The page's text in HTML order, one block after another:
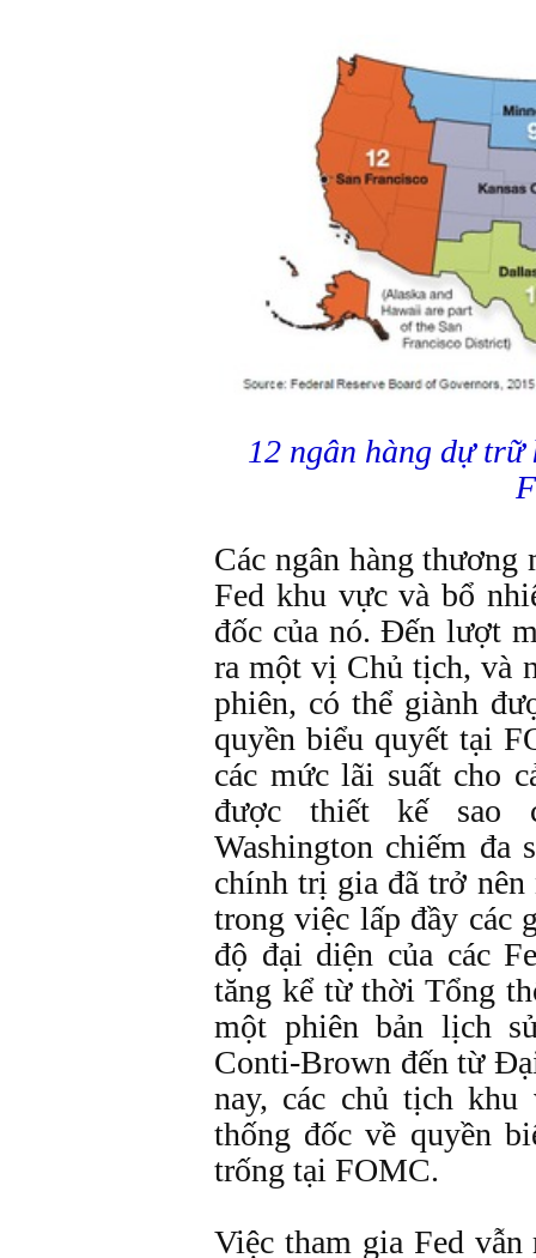
12 ngân hàng dự trữ
Các ngân hàng thương
Fed khu vực và bổ
đốc của nó. Đến lượt
ra một vị Chủ tịch, và
phiên, có thể giành
quyền biểu quyết tại
các mức lãi suất cho
được thiết kế sao
Washington chiếm đa
chính trị gia đã trở nên
trong việc lấp đầy các
độ đại diện của các
tăng kể từ thời Tổng
một phiên bản lịch
Conti-Brown đến từ
nay, các chủ tịch khu
thống đốc về quyền
trống tại FOMC.
Việc tham gia Fed